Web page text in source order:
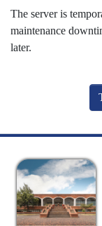
The server is
maintenance
later.